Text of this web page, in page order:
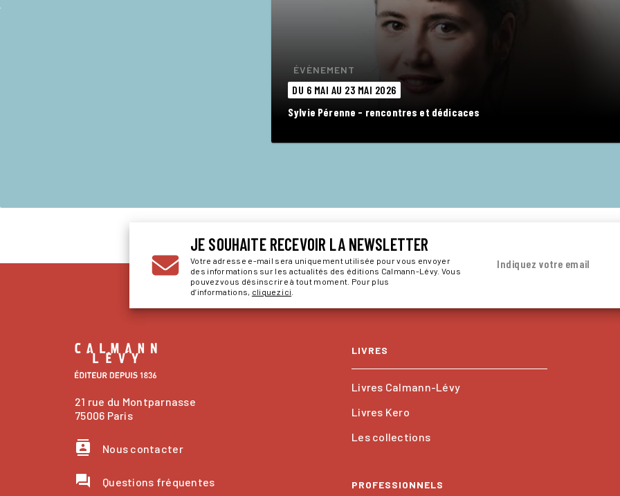
ÉVÈNEMENT
DU 6 MAI AU 23 MAI 2026
Sylvie Pérenne - rencontres et dédicaces
JE SOUHAITE RECEVOIR LA NEWSLETTER
Votre adresse e-mail sera uniquement utilisée pour vous envoyer
des informations sur les actualités des éditions Calmann-Lévy. Vous
pouvez vous désinscrire à tout moment. Pour plus
d’informations, cliquez ici
Indiquez votre email
21 rue du Montparnasse
75006 Paris
contacts Nous contacter
question_answer Questions fréquentes
LIVRES
Livres Calmann-Lévy
Livres Kero
Les collections
PROFESSIONNELS